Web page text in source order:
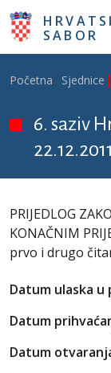
Skoči na glavni
SABOR
Početna Sjednice
6. saziv
PRIJEDLOG
KONAČNIM
prvo i drugo
Datum ulaska u
Datum
Datum